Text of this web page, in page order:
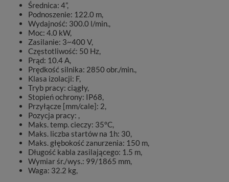
Średnica: 4”,
Podnoszenie: 122.0 m,
Wydajność: 300.0 l/min.,
Moc: 4.0 kW,
Zasilanie: 3~400 V,
Częstotliwość: 50 Hz,
Prąd: 10.4 A,
Prędkość silnika: 2850 obr./min.,
Klasa izolacji: F,
Tryb pracy: ciągły,
Stopień ochrony: IP68,
Przyłącze [mm/cale]: 2,
Pozycja pracy: ,
Maks. temp. cieczy: 35°C,
Maks. liczba startów na 1h: 30,
Maks. głębokość zanurzenia: 150 m,
Długość kabla zasilającego: 1.5 m,
Wymiar śr./wys.: 99/1865 mm,
Waga: 32.2 kg,